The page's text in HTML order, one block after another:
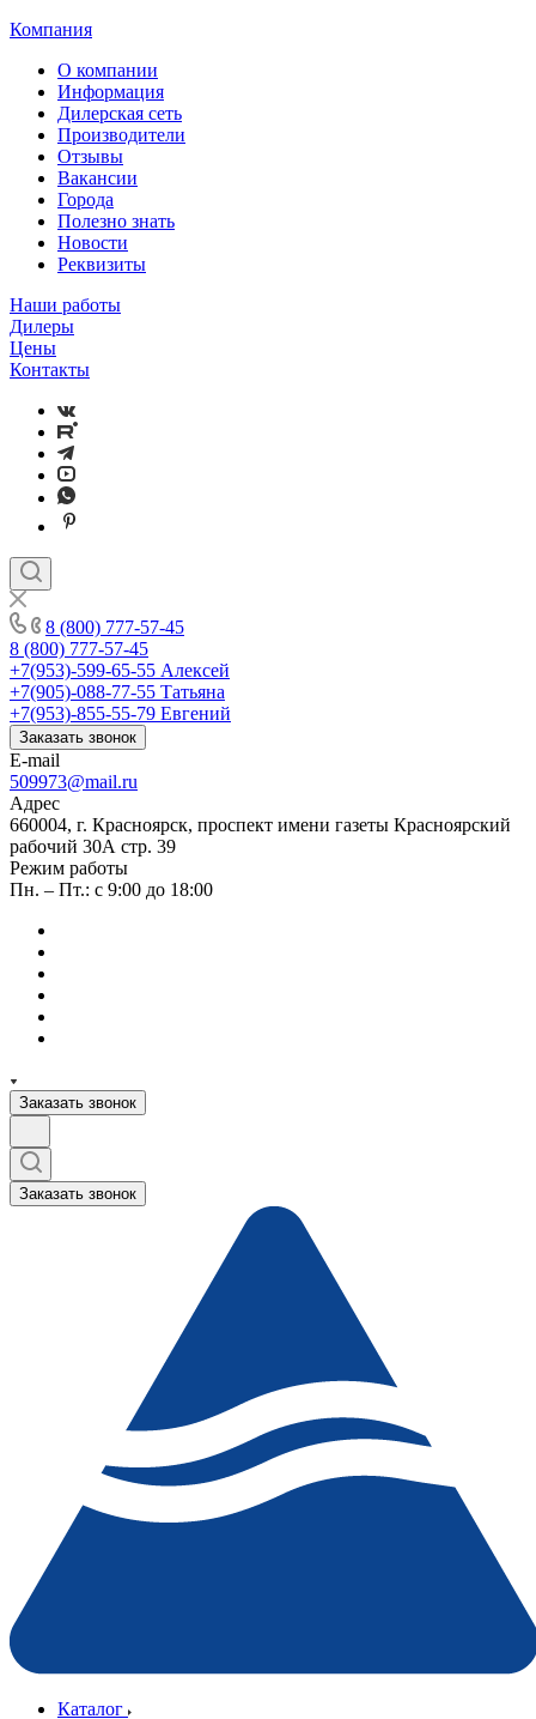
Компания
О компании
Информация
Дилерская сеть
Производители
Отзывы
Вакансии
Города
Полезно знать
Новости
Реквизиты
Наши работы
Дилеры
Цены
Контакты
8 (800) 777-57-45
8 (800) 777-57-45
+7(953)-599-65-55 Алексей
+7(905)-088-77-55 Татьяна
+7(953)-855-55-79 Евгений
Заказать звонок
E-mail
509973@mail.ru
Адрес
660004, г. Красноярск, проспект имени газеты Красноярский
рабочий 30А стр. 39
Режим работы
Пн. – Пт.: с 9:00 до 18:00
Заказать звонок
Заказать звонок
Каталог